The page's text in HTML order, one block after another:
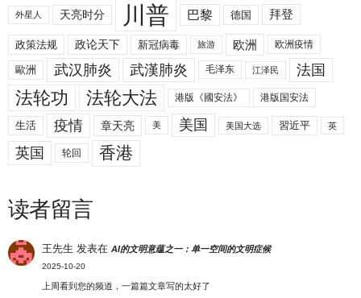
外星人 天亮时分 川普 巴黎 德国 拜登
政策法规 政论天下 新冠病毒 旅游 欧洲 欧洲疫情
歐洲 武汉肺炎 武漢肺炎 毛泽东 江泽民 法国
法轮功 法轮大法 港版《國安法》 港版国安法
生活 疫情 章天亮 美 美国 美国大选 習近平 英
英国 轮回 香港
读者留言
王先生 发表在AI的文明意蕴之一：单一空间的文明症候
2025-10-20
上周看到您的频道，一篇篇文章写的太好了